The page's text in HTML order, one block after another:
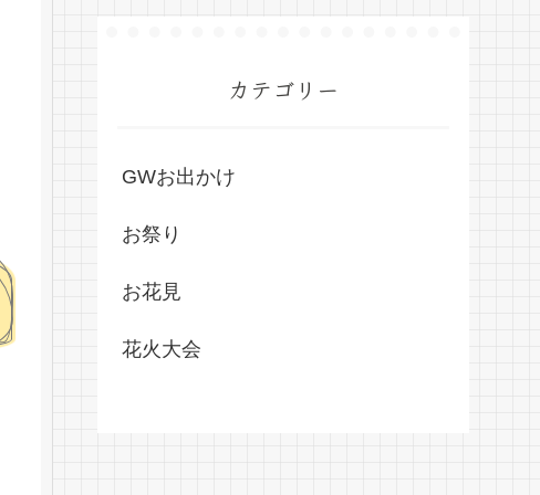
カテゴリー
GWお出かけ
お祭り
お花見
花火大会